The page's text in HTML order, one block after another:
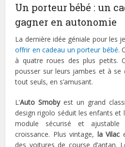
Un porteur bébé : un
gagner en autonomie
La dernière idée géniale pour les
offrir en cadeau un porteur bébé.
à quatre roues des plus petits.
pousser sur leurs jambes et à se
tout seuls, en s’amusant.
L’Auto Smobyest un grand
design rigolo séduit les enfants et
module sécurisé et
croissance. Plus vintage, la Vilac
des voitures de course d’antan.